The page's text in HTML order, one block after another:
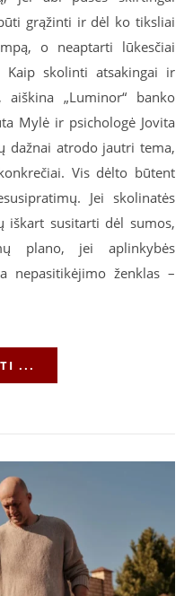
grąžinti ir dėl ko tiksliai
o neaptarti lūkesčiai
Kaip skolinti atsakingai ir
aiškina „Luminor“ banko
Mylė ir psichologė Jovita
dažnai atrodo jautri tema,
Vis dėlto būtent
Jei skolinatės
iškart susitarti dėl sumos,
plano, jei aplinkybės
nepasitikėjimo ženklas –
...